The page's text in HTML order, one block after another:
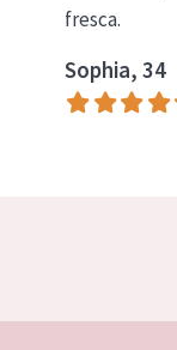
fresca.
Sophia, 34